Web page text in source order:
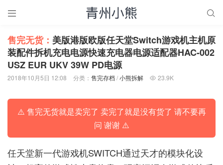
 
售完无货： 美版港版欧版任天堂Switch游戏机主机原
装配件拆机充电电源快速充电器电源适配器HAC-002
USZ EUR UKV 39W PD电源
2018年10月5日 12:08 分类： 售完存档/小熊拆解  23.9K
⚠️ 售完无货就是卖完了 卖完了就是没有货了 请不要再
问 谢谢 ⚠️
任天堂新一代游戏机SWITCH通过天才的模块化设